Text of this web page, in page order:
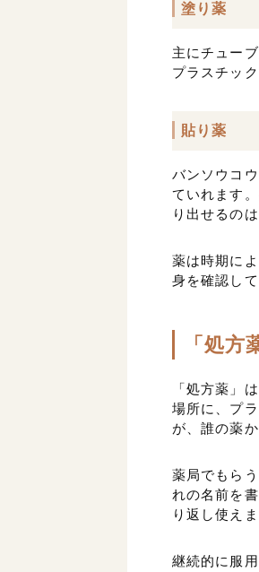
塗り薬
主にチュー
プラスチッ
貼り薬
バンソウコ
ていれます
り出せるの
薬は時期に
身を確認し
「処方
「処方薬」
場所に、プ
が、誰の薬
薬局でもら
れの名前を
り返し使え
継続的に服